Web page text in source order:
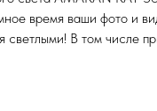
время ваши фото и
светлыми! В том числе